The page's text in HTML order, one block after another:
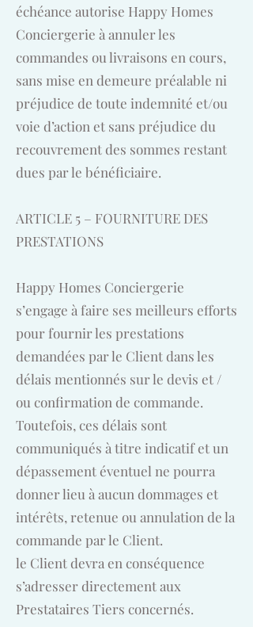
échéance autorise Happy Homes
Conciergerie à annuler les
commandes ou livraisons en cours,
sans mise en demeure préalable ni
préjudice de toute indemnité et/ou
voie d’action et sans préjudice du
recouvrement des sommes restant
dues par le bénéficiaire.
ARTICLE 5 – FOURNITURE DES
PRESTATIONS
Happy Homes Conciergerie
s’engage à faire ses meilleurs efforts
pour fournir les prestations
demandées par le Client dans les
délais mentionnés sur le devis et /
ou confirmation de commande.
Toutefois, ces délais sont
communiqués à titre indicatif et un
dépassement éventuel ne pourra
donner lieu à aucun dommages et
intérêts, retenue ou annulation de la
commande par le Client.
le Client devra en conséquence
s’adresser directement aux
Prestataires Tiers concernés.